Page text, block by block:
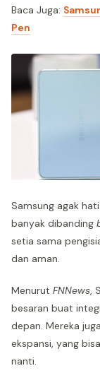
Baca Juga:
Pen
Samsung agak
banyak dibanding
setia sama
dan aman.
Menurut FNNews,
besaran buat
depan. Mereka
ekspansi, yang
nanti.